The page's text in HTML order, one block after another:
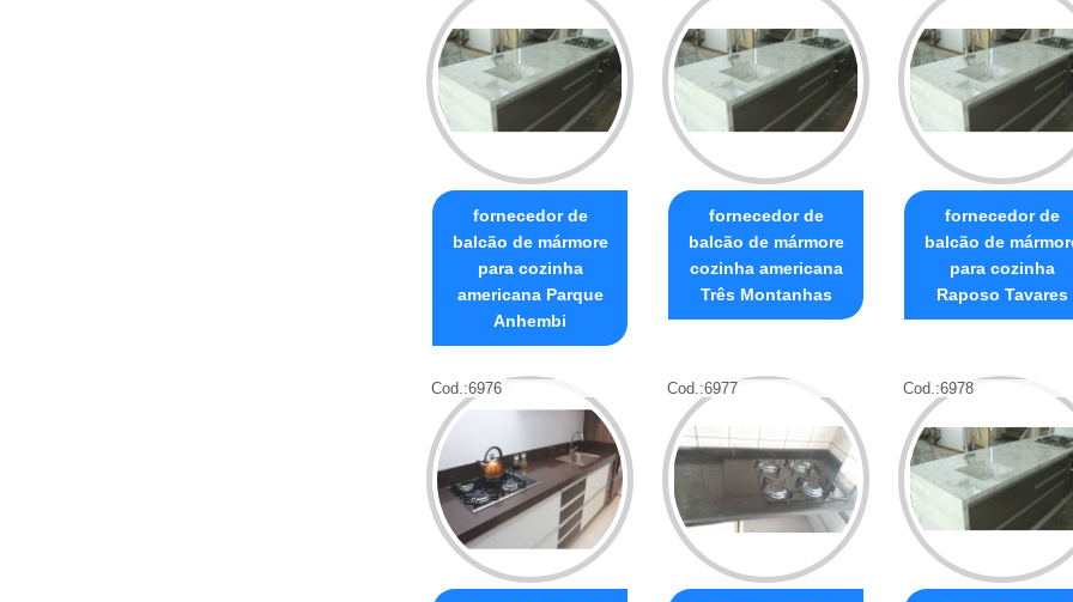
fornecedor de
balcão de mármore
para cozinha
americana Parque
Anhembi
fornecedor de
balcão de mármore
cozinha americana
Três Montanhas
fornecedor de
balcão de
para cozinha
Raposo Tavares
Cod.:6976 Cod.:6977 Cod.:6978